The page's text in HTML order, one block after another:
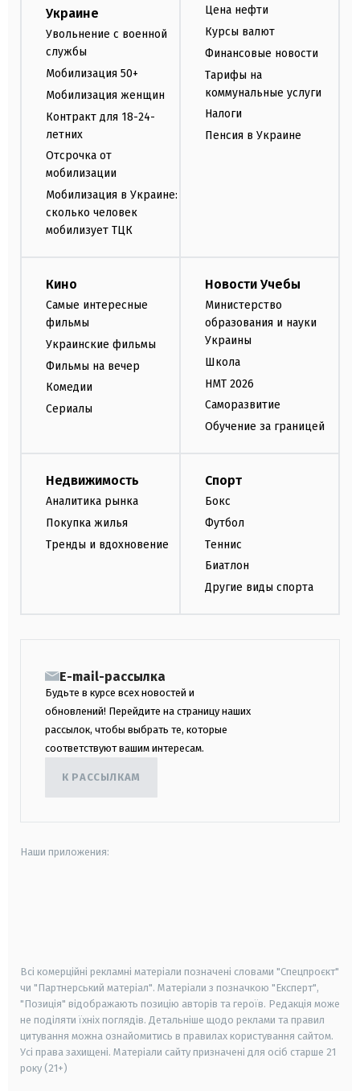
Украине
Увольнение с военной
службы
Мобилизация 50+
Мобилизация женщин
Контракт для 18-24-
летних
Отсрочка от
мобилизации
Мобилизация в Украине:
сколько человек
мобилизует ТЦК
Цена нефти
Курсы валют
Финансовые новости
Тарифы на
коммунальные услуги
Налоги
Пенсия в Украине
Кино
Самые интересные
фильмы
Украинские фильмы
Фильмы на вечер
Комедии
Сериалы
Новости Учебы
Министерство
образования и науки
Украины
Школа
НМТ 2026
Саморазвитие
Обучение за границей
Недвижимость
Аналитика рынка
Покупка жилья
Тренды и вдохновение
Спорт
Бокс
Футбол
Теннис
Биатлон
Другие виды спорта
E-mail-рассылка
Будьте в курсе всех новостей и
обновлений! Перейдите на страницу наших
рассылок, чтобы выбрать те, которые
соответствуют вашим интересам.
К РАССЫЛКАМ
Наши приложения:
Всі комерційні рекламні матеріали позначені словами "Спецпроєкт"
чи "Партнерський матеріал". Матеріали з позначкою "Експерт",
"Позиція" відображають позицію авторів та героїв. Редакція може
не поділяти їхніх поглядів. Детальніше щодо реклами та правил
цитування можна ознайомитись в правилах користування сайтом.
Усі права захищені. Матеріали сайту призначені для осіб старше 21
року (21+)